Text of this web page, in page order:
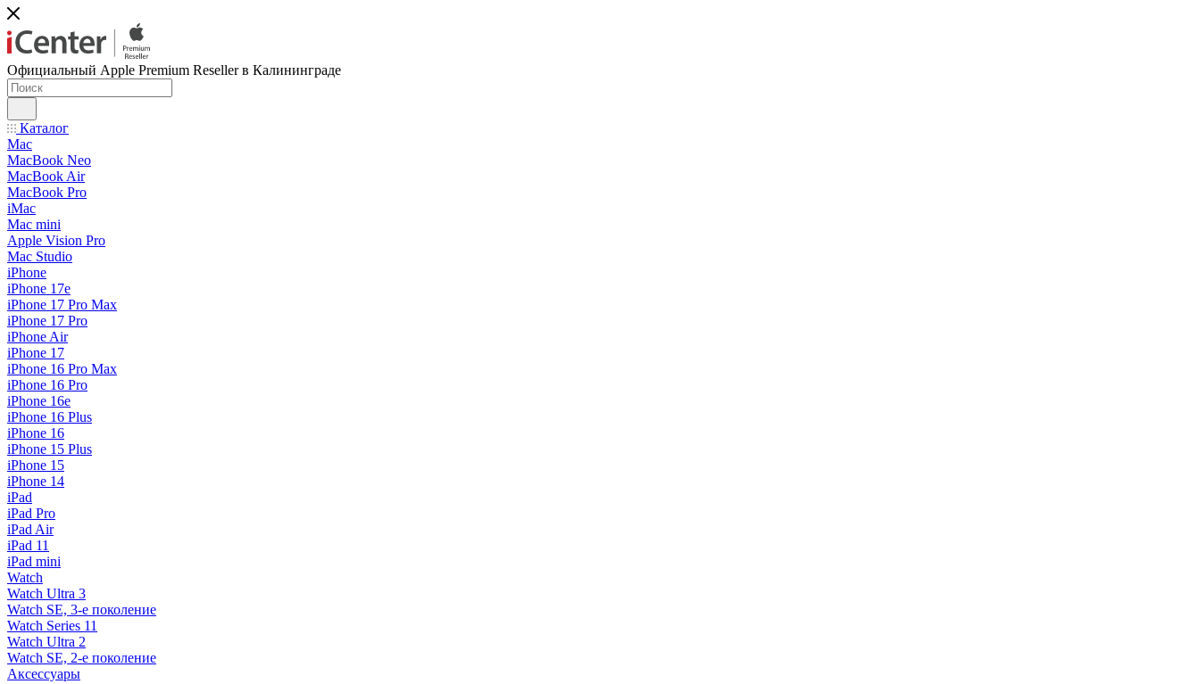
Официальный Apple Premium Reseller в Калининграде
Каталог
Mac
MacBook Neo
MacBook Air
MacBook Pro
iMac
Mac mini
Apple Vision Pro
Mac Studio
iPhone
iPhone 17e
iPhone 17 Pro Max
iPhone 17 Pro
iPhone Air
iPhone 17
iPhone 16 Pro Max
iPhone 16 Pro
iPhone 16e
iPhone 16 Plus
iPhone 16
iPhone 15 Plus
iPhone 15
iPhone 14
iPad
iPad Pro
iPad Air
iPad 11
iPad mini
Watch
Watch Ultra 3
Watch SE, 3-е поколение
Watch Series 11
Watch Ultra 2
Watch SE, 2-е поколение
Аксессуары